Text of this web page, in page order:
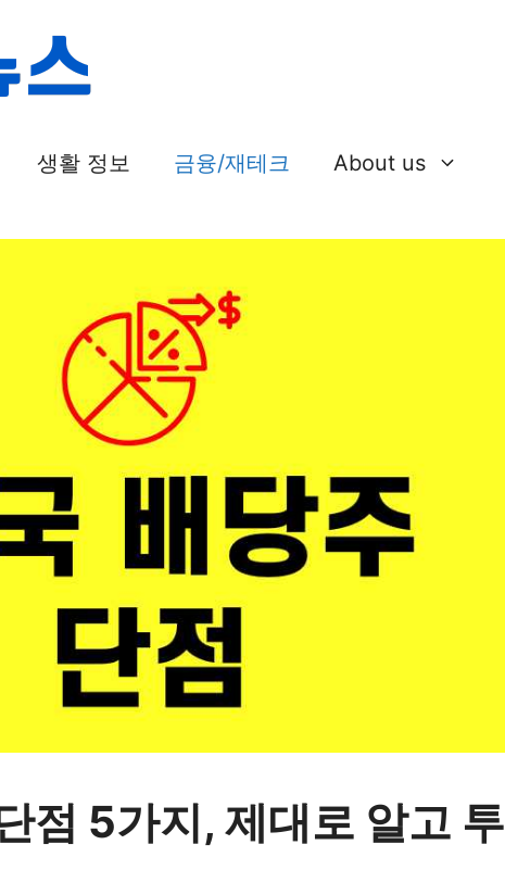
생활 정보 금융/재테크 About us
점 5가지, 제대로 알고 투